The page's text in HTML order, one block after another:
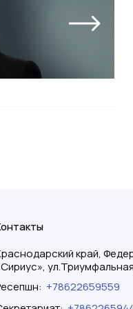
край,
: +78622659559